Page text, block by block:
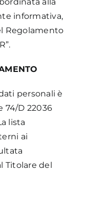
informativa,
Regolamento
personali è
74/D 22036
lista
ai
Titolare del